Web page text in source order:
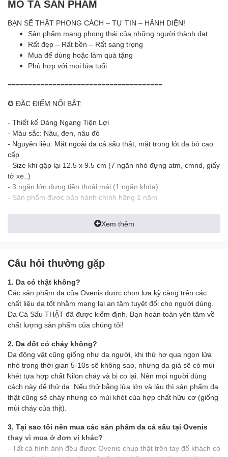
MÔ TẢ SẢN PHẨM
BẠN SẼ THẬT PHONG CÁCH – TỰ TIN – HÃNH DIỆN!
Sản phẩm mang phong thái của những người thành đạt
Rất đẹp – Rất bền – Rất sang trọng
Mua để dùng hoặc làm quà tặng
Phù hợp với mọi lứa tuổi
======================================
✪ ĐẶC ĐIỂM NỔI BẬT:
- Thiết kế Dáng Ngang Tiện Lợi
- Màu sắc: Nâu, đen, nâu đỏ
- Nguyên liệu: Mặt ngoài da cá sấu thật, mặt trong lót da bò cao
cấp
- Size khi gập lại 12.5 x 9.5 cm (7 ngăn nhỏ đựng atm, cmnd, giấy
tờ xe..)
- 3 ngăn lớn đựng tiền thoải mái (1 ngăn khóa)
- Sản phẩm được bảo hành chính hãng 1 năm
✪ GIỚI THIỆU:
- Da cá sấu là một trong những sản phẩm đắt đỏ bậc nhất hiện
hồi và độ bền rất cao. Càng sử dụng da cá sấu càng mềm mịn
và sáng bóng.
- Việc sở hữu cho mình một chiếc Ví làm từ da cá thật sẽ
giúp bạn trở nên thật sang trọng và đẳng cấp. Bạn như được
lột xác thành một người mới, mộtcấp độ thành công mới và
một phong thái vượt bậc.
—————————————————————
✪ CAM KẾT:
100% Sản phẩm đúng chất Da Cá Sấu (được xem hàng khi
thanh toán)
Không bán hàng kém chất lượng hoặc có nguồn gốc không rõ
GIÁ sản phẩm là Cạnh tranh nhất tại thị trường Việt Nam
VIDEO VÍ NAM DA BẮP TAY CÁ SẤU ĐẸP TINH TẾ!
Xem thêm
Câu hỏi thường gặp
1. Da có thật không?
Các sản phẩm da của Ovenis được chọn lựa kỹ càng trên các
chất liệu da tốt nhằm mang lại an tâm tuyệt đối cho người dùng.
Da Cá Sấu THẬT đã được kiểm định. Bạn hoàn toàn yên tâm về
chất lượng sản phẩm của chúng tôi!
2. Da đốt có cháy không?
Da động vật cũng giống như da người, khi thử hơ qua ngọn lửa
nhỏ trong thời gian 5-10s sẽ không sao, nhưng da giả sẽ có mùi
khét tựa hợp chất Nilon cháy và bị co lại. Nên mọi người dùng
cách này để thử da. Nếu thử bằng lửa lớn và lâu thì sản phẩm da
thật cũng sẽ cháy nhưng có mùi khét của hợp chất hữu cơ (giống
mùi cháy của thịt).
3. Tại sao tôi nên mua các sản phẩm da cá sấu tại Ovenis
thay vì mua ở đơn vị khác?
- Tất cả hình ảnh đều được Ovenis chụp thật trên tay để khách có